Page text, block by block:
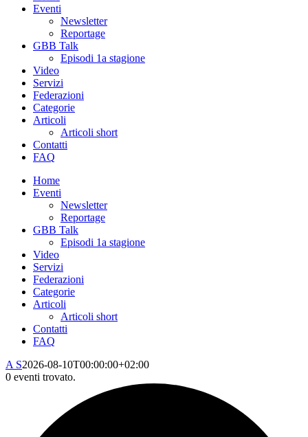
Eventi
Newsletter
Reportage
GBB Talk
Episodi 1a stagione
Video
Servizi
Federazioni
Categorie
Articoli
Articoli short
Contatti
FAQ
Home
Eventi
Newsletter
Reportage
GBB Talk
Episodi 1a stagione
Video
Servizi
Federazioni
Categorie
Articoli
Articoli short
Contatti
FAQ
A S2026-08-10T00:00:00+02:00
0 eventi trovato.